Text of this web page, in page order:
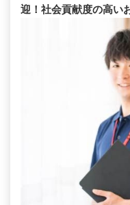
迎！社会貢献度の高い